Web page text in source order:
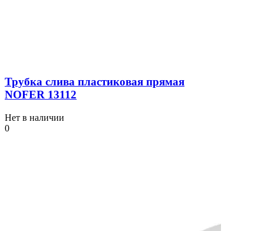
Трубка слива пластиковая прямая
NOFER 13112
Нет в наличии
0